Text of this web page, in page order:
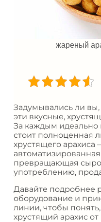
жареный
Задумывались ли
эти вкусные,
За каждым
стоит полноценная
хрустящего арахиса
превращающая
употреблению,
Давайте подробнее
оборудование и
линии, чтобы
хрустящий арахис от